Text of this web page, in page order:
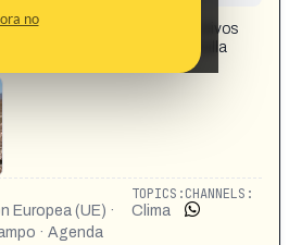
no
valle gigante con millones de olivos
ahora mismo en la pantalla
Europea (UE) ·
· Agenda
TOPICS:
Clima
CHANNELS: